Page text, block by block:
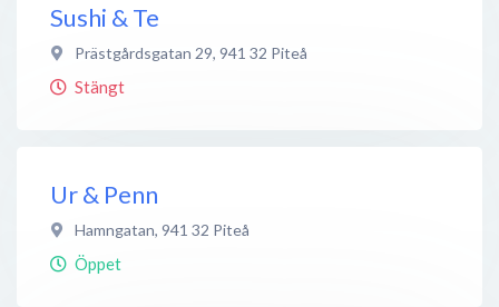
Sushi & Te
Prästgårdsgatan 29, 941 32 Piteå
Stängt
Ur & Penn
Hamngatan, 941 32 Piteå
Öppet